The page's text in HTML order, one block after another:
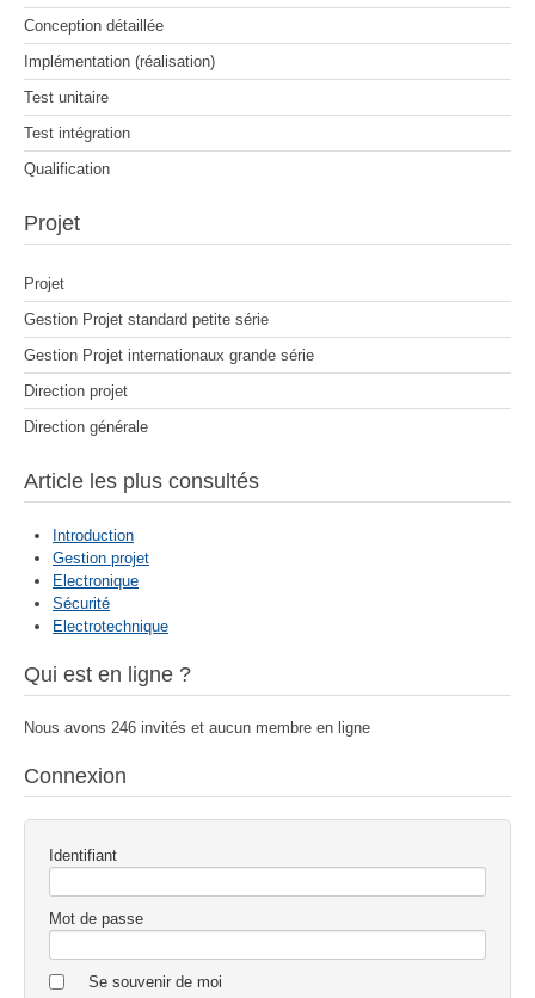
Conception détaillée
Implémentation (réalisation)
Test unitaire
Test intégration
Qualification
Projet
Projet
Gestion Projet standard petite série
Gestion Projet internationaux grande série
Direction projet
Direction générale
Article les plus consultés
Introduction
Gestion projet
Electronique
Sécurité
Electrotechnique
Qui est en ligne ?
Nous avons 246 invités et aucun membre en ligne
Connexion
Identifiant
Mot de passe
Se souvenir de moi